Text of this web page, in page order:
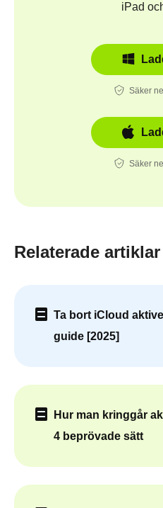
iPad
Säker
Säker
Relaterade artiklar
Ta bort iCloud
guide [2025]
Hur man kringgår
4 beprövade sätt